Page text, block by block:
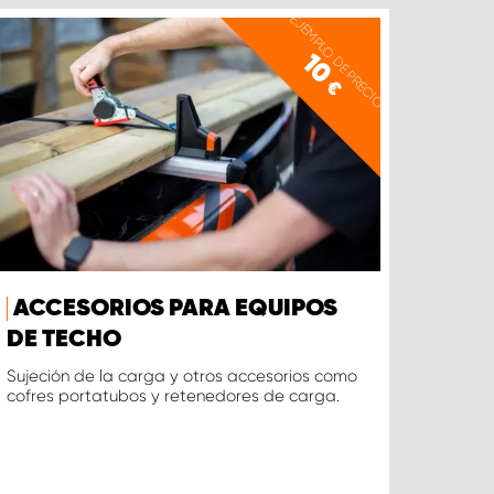
EJEMPLO DE PRECIO
10
€
ACCESORIOS PARA EQUIPOS
DE TECHO
Sujeción de la carga y otros accesorios como
cofres portatubos y retenedores de carga.